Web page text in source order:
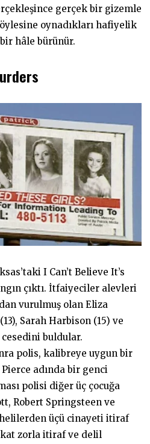
gerçek bir gizemle
oynadıkları hafiyelik
hâle bürünür.
I Can’t Believe It’s
çıktı. İtfaiyeciler alevleri
vurulmuş olan Eliza
Sarah Harbison (15) ve
cesedini buldular.
polis, kalibreye uygun bir
adında bir genci
polisi diğer üç çocuğa
Robert Springsteen ve
üçü cinayeti itiraf
zorla itiraf ve delil